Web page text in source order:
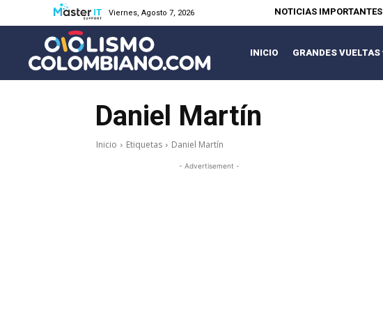
Viernes, Agosto 7, 2026 NOTICIAS IMPORTANTES
INICIO GRANDES VUELTAS
Daniel Martín
Inicio Etiquetas Daniel Martín
- Advertisement -